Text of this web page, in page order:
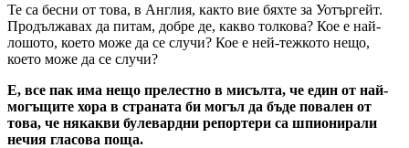
Те са бесни от това, в Англия, както вие бяхте за Уотъргейт.
Продължавах да питам, добре де, какво толкова? Кое е най-
лошото, което може да се случи? Кое е ней-тежкото нещо,
което може да се случи?
Е, все пак има нещо прелестно в мисълта, че един от най-
могъщите хора в страната би могъл да бъде повален от
това, че някакви булевардни репортери са шпионирали
нечия гласова поща.